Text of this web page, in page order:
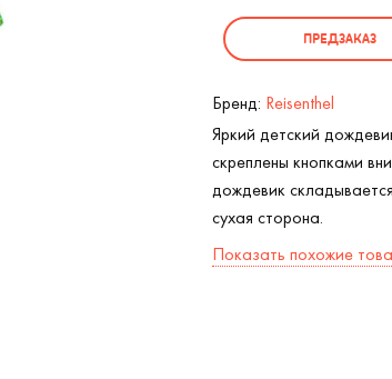
ПРЕДЗАКАЗ
Бренд: Reisenthel
Яркий детский
скреплены кнопками
дождевик
сухая сторона.
Показать похожие